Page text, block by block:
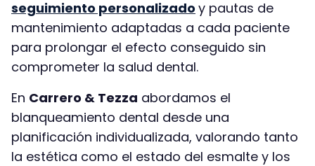
seguimiento personalizado y pautas de
mantenimiento adaptadas a cada paciente
para prolongar el efecto conseguido sin
comprometer la salud dental.
En Carrero & Tezza abordamos el
blanqueamiento dental desde una
planificación individualizada, valorando tanto
la estética como el estado del esmalte y los